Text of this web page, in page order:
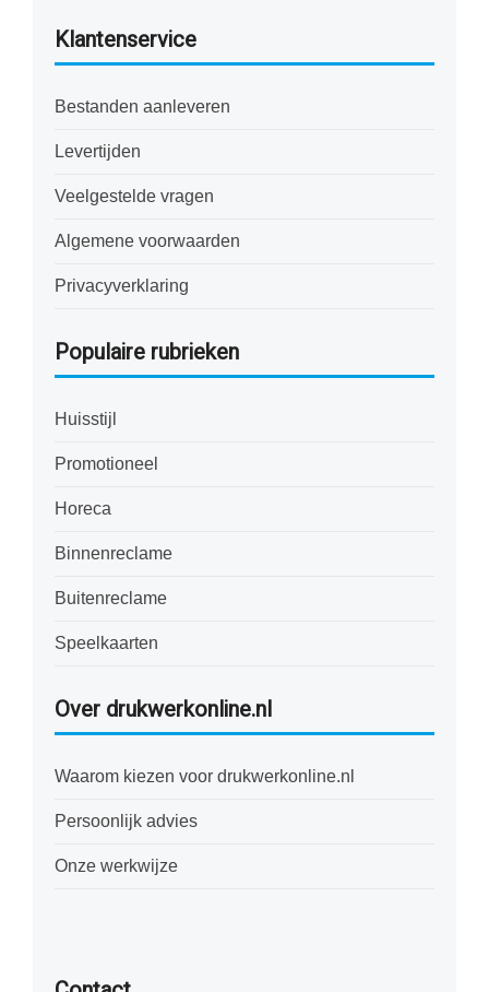
Klantenservice
Bestanden aanleveren
Levertijden
Veelgestelde vragen
Algemene voorwaarden
Privacyverklaring
Populaire rubrieken
Huisstijl
Promotioneel
Horeca
Binnenreclame
Buitenreclame
Speelkaarten
Over drukwerkonline.nl
Waarom kiezen voor drukwerkonline.nl
Persoonlijk advies
Onze werkwijze